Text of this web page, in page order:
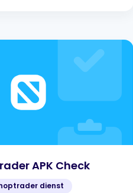
APK Check
dienst